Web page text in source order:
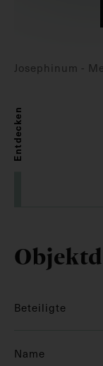
Josephinum -
Entdecken
Beteiligte
Name